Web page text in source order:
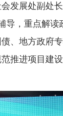
发展处副处长
导，重点解
、地方政府
推进项目建